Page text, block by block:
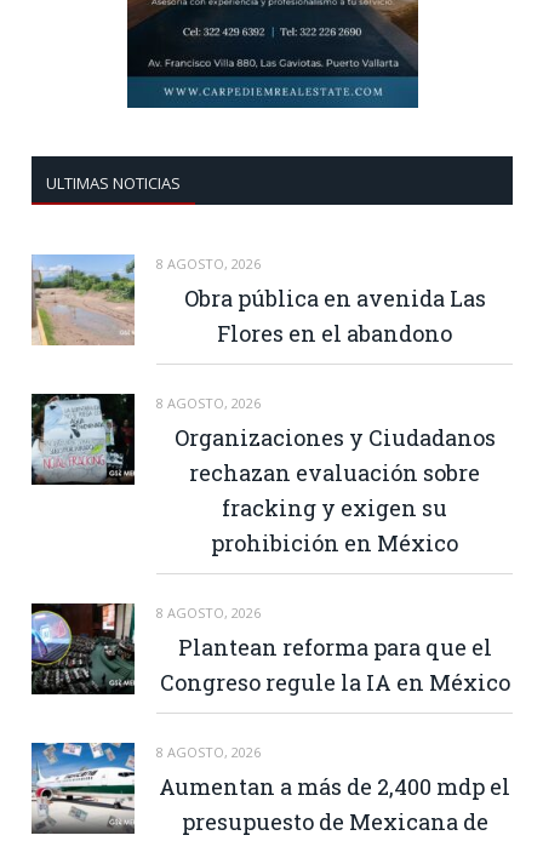
ULTIMAS NOTICIAS
8 AGOSTO, 2026
Obra pública en avenida Las
Flores en el abandono
8 AGOSTO, 2026
Organizaciones y Ciudadanos
rechazan evaluación sobre
fracking y exigen su
prohibición en México
8 AGOSTO, 2026
Plantean reforma para que el
Congreso regule la IA en México
8 AGOSTO, 2026
Aumentan a más de 2,400 mdp el
presupuesto de Mexicana de